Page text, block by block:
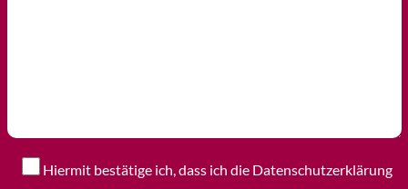
Hiermit bestätige ich, dass ich die Datenschutzerklärung